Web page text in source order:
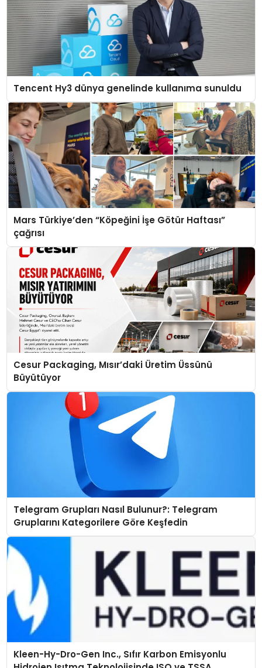
Tencent Hy3 dünya genelinde kullanıma sunuldu
Mars Türkiye’den “Köpeğini İşe Götür Haftası”
çağrısı
Cesur Packaging, Mısır’daki Üretim Üssünü
Büyütüyor
Telegram Grupları Nasıl Bulunur?: Telegram
Gruplarını Kategorilere Göre Keşfedin
Kleen-Hy-Dro-Gen Inc., Sıfır Karbon Emisyonlu